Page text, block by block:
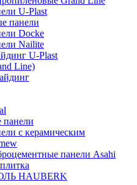
U-Plast
панели
Docke
Nailite
U-Plast
Line)
панели
с керамическим
панели Asahi
HAUBERK